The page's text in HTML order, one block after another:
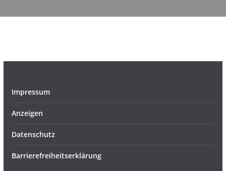
Impressum
Anzeigen
Datenschutz
Barrierefreiheitserklärung